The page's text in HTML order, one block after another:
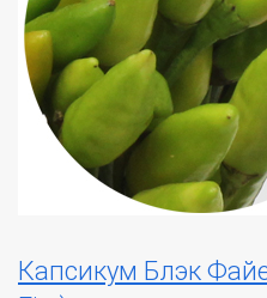
Капсикум Блэк